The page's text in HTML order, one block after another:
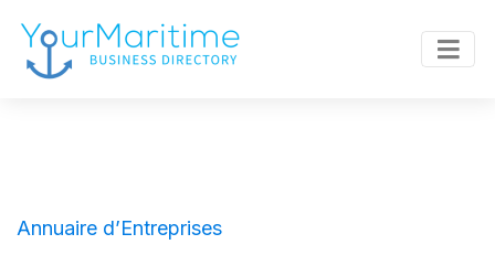
Annuaire d’Entreprises